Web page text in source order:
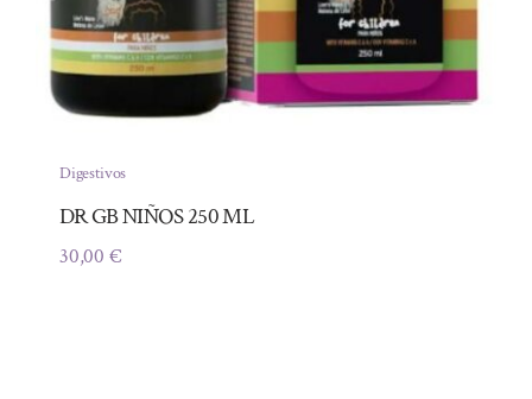
Digestivos
DR GB NIÑOS 250 ML
30,00 €